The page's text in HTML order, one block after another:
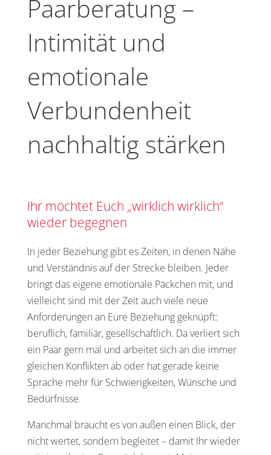
Paarberatung –
Intimität und
emotionale
Verbundenheit
nachhaltig stärken
Ihr möchtet Euch „wirklich wirklich“
wieder begegnen
In jeder Beziehung gibt es Zeiten, in denen Nähe
und Verständnis auf der Strecke bleiben. Jeder
bringt das eigene emotionale Päckchen mit, und
vielleicht sind mit der Zeit auch viele neue
Anforderungen an Eure Beziehung geknüpft:
beruflich, familiär, gesellschaftlich. Da verliert sich
ein Paar gern mal und arbeitet sich an die immer
gleichen Konflikten ab oder hat gerade keine
Sprache mehr für Schwierigkeiten, Wünsche und
Bedürfnisse.
Manchmal braucht es von außen einen Blick, der
nicht wertet, sondern begleitet – damit Ihr wieder